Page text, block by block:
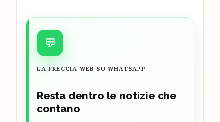
💬
LA FRECCIA WEB SU WHATSAPP
Resta dentro le notizie che
contano